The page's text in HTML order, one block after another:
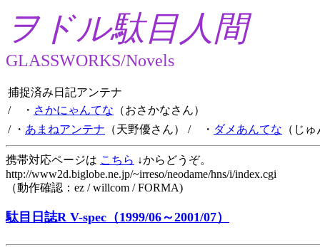
ヲドル駄目人間
GLASSWORKS/Novels
捕捉済み日記アンテナ
/ ・ さかにゃんてな （おさかなさん）
/ ・ あまねアンテナ （天野優さん） / ・ ダメあんてな （じ
携帯対応ページは こちら ↓からどうぞ。
http://www2d.biglobe.ne.jp/~irreso/neodame/hns/i/index.cgi
（動作確認：ez / willcom / FORMA)
駄目日誌R V-spec（1999/06～2001/07）